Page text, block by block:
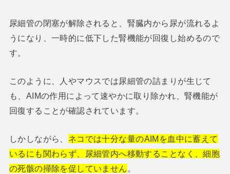
尿細管の閉塞が解除されると、腎臓内から尿が流れるよ
うになり、一時的に低下した腎機能が回復し始めるので
す。
このように、人やマウスでは尿細管の詰まりが生じて
も、AIMの作用によって速やかに取り除かれ、腎機能が
回復することが確認されています。
しかしながら、 ネコでは十分な量のAIMを血中に蓄えて
いるにも関わらず、尿細管内へ移動することなく、細胞
の死骸の掃除を促していません 。